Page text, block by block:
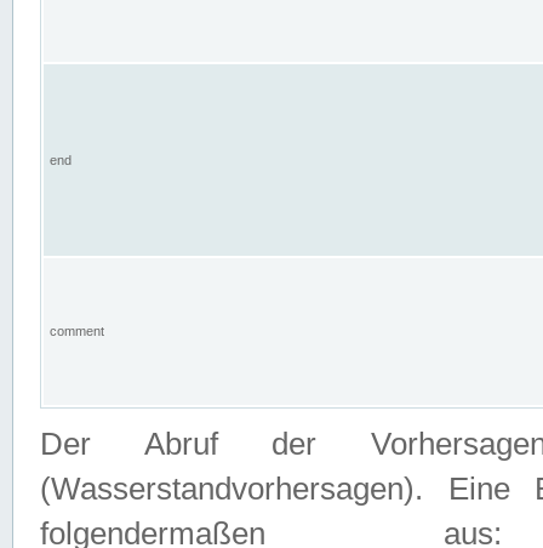
end
comment
Der Abruf der
(Wasserstandvorhersagen).
folgendermaßen